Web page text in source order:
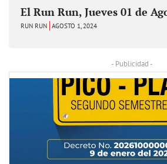
El Run Run, Jueves 01 de
RUN RUN AGOSTO 1, 2024
- Publicidad -